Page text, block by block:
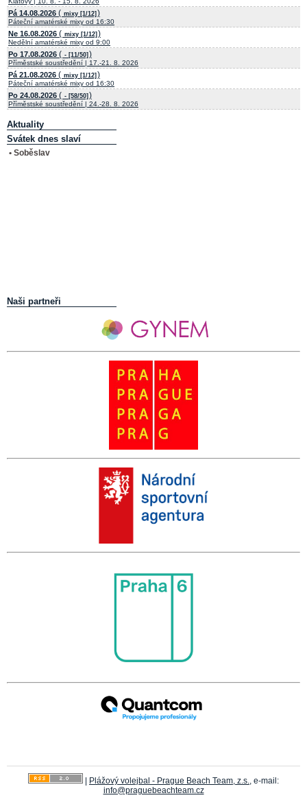
Pá 14.08.2026 ( mixy [1/12] )
Páteční amatérské mixy od 16:30
Ne 16.08.2026 ( mixy [1/12] )
Nedělní amatérské mixy od 9:00
Po 17.08.2026 ( - [11/50] )
Příměstské soustředění | 17.-21. 8. 2026
Pá 21.08.2026 ( mixy [1/12] )
Páteční amatérské mixy od 16:30
Po 24.08.2026 ( - [58/50] )
Příměstské soustředění | 24.-28. 8. 2026
Aktuality
Svátek dnes slaví
• Soběslav
Naši partneři
Plážový volejbal - Prague Beach Team, z.s., e-mail:
info@praguebeachteam.cz